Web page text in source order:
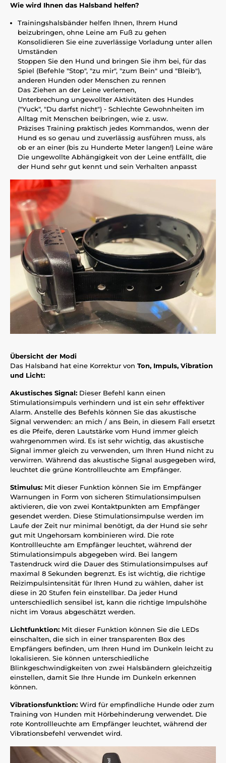
Wie wird Ihnen das Halsband helfen?
Trainingshalsbänder helfen Ihnen, Ihrem Hund
beizubringen, ohne Leine am Fuß zu gehen
Konsolidieren Sie eine zuverlässige Vorladung unter allen
Umständen
Stoppen Sie den Hund und bringen Sie ihm bei, für das
Spiel (Befehle "Stop", "zu mir", "zum Bein" und "Bleib"),
anderen Hunden oder Menschen zu rennen
Das Ziehen an der Leine verlernen,
Unterbrechung ungewollter Aktivitäten des Hundes
("Yuck", "Du darfst nicht") - Schlechte Gewohnheiten im
Alltag mit Menschen beibringen, wie z. usw.
Präzises Training praktisch jedes Kommandos, wenn der
Hund es so genau und zuverlässig ausführen muss, als
ob er an einer (bis zu Hunderte Meter langen!) Leine wäre
Die ungewollte Abhängigkeit von der Leine entfällt, die
der Hund sehr gut kennt und sein Verhalten anpasst
Übersicht der Modi
Das Halsband hat eine Korrektur von Ton, Impuls, Vibration
und Licht:
Akustisches Signal: Dieser Befehl kann einen
Stimulationsimpuls verhindern und ist ein sehr effektiver
Alarm. Anstelle des Befehls können Sie das akustische
Signal verwenden: an mich / ans Bein, in diesem Fall ersetzt
es die Pfeife, deren Lautstärke vom Hund immer gleich
wahrgenommen wird. Es ist sehr wichtig, das akustische
Signal immer gleich zu verwenden, um Ihren Hund nicht zu
verwirren. Während das akustische Signal ausgegeben wird,
leuchtet die grüne Kontrollleuchte am Empfänger.
Stimulus: Mit dieser Funktion können Sie im Empfänger
Warnungen in Form von sicheren Stimulationsimpulsen
aktivieren, die von zwei Kontaktpunkten am Empfänger
gesendet werden. Diese Stimulationsimpulse werden im
Laufe der Zeit nur minimal benötigt, da der Hund sie sehr
gut mit Ungehorsam kombinieren wird. Die rote
Kontrollleuchte am Empfänger leuchtet, während der
Stimulationsimpuls abgegeben wird. Bei langem
Tastendruck wird die Dauer des Stimulationsimpulses auf
maximal 8 Sekunden begrenzt. Es ist wichtig, die richtige
Reizimpulsintensität für Ihren Hund zu wählen, daher ist
diese in 20 Stufen fein einstellbar. Da jeder Hund
unterschiedlich sensibel ist, kann die richtige Impulshöhe
nicht im Voraus abgeschätzt werden.
Lichtfunktion: Mit dieser Funktion können Sie die LEDs
einschalten, die sich in einer transparenten Box des
Empfängers befinden, um Ihren Hund im Dunkeln leicht zu
lokalisieren. Sie können unterschiedliche
Blinkgeschwindigkeiten von zwei Halsbändern gleichzeitig
einstellen, damit Sie Ihre Hunde im Dunkeln erkennen
können.
Vibrationsfunktion: Wird für empfindliche Hunde oder zum
Training von Hunden mit Hörbehinderung verwendet. Die
rote Kontrollleuchte am Empfänger leuchtet, während der
Vibrationsbefehl verwendet wird.